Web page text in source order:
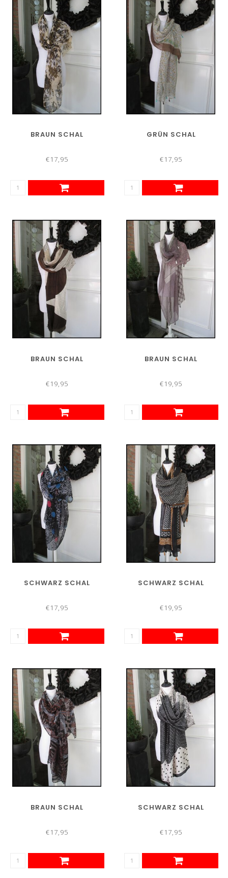
BRAUN SCHAL
€17,95
GRÜN SCHAL
€17,95
BRAUN SCHAL
€19,95
BRAUN SCHAL
€19,95
SCHWARZ SCHAL
€17,95
SCHWARZ SCHAL
€19,95
BRAUN SCHAL
€17,95
SCHWARZ SCHAL
€17,95